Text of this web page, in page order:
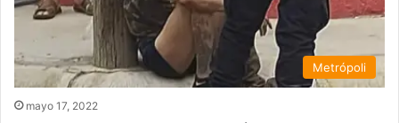
Metrópoli
mayo 17, 2022